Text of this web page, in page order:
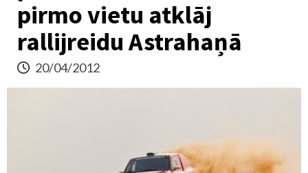
pirmo vietu atklāj
rallijreidu Astrahaņā
20/04/2012